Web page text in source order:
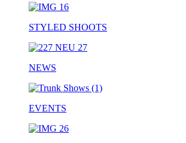
STYLED SHOOTS
NEWS
EVENTS